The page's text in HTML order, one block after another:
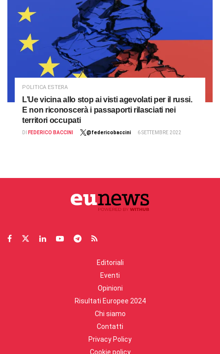
POLITICA ESTERA
L’Ue vicina allo stop ai visti agevolati per il russi.
E non riconoscerà i passaporti rilasciati nei
territori occupati
DI FEDERICO BACCINI @federicobaccini 6 SETTEMBRE 2022
Editoriali
Eventi
Opinioni
Risultati Europee 2024
Chi siamo
Contatti
Privacy Policy
Cookie policy